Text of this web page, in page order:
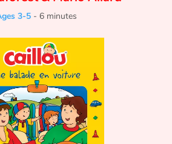
3-5 - 6 minutes